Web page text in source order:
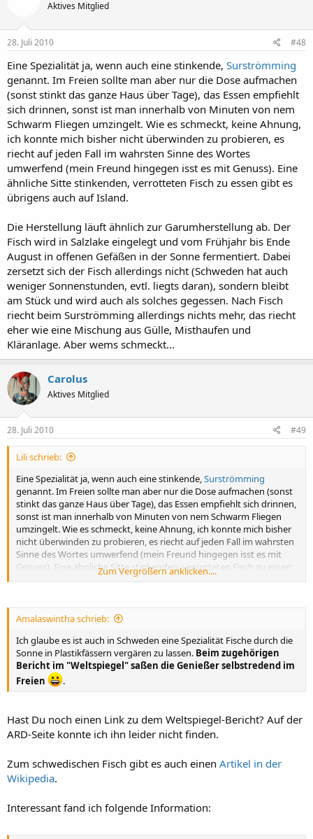
Aktives Mitglied
28. Juli 2010 #48
Eine Spezialität ja, wenn auch eine stinkende, Surströmming
genannt. Im Freien sollte man aber nur die Dose aufmachen
(sonst stinkt das ganze Haus über Tage), das Essen empfiehlt
sich drinnen, sonst ist man innerhalb von Minuten von nem
Schwarm Fliegen umzingelt. Wie es schmeckt, keine Ahnung,
ich konnte mich bisher nicht überwinden zu probieren, es
riecht auf jeden Fall im wahrsten Sinne des Wortes
umwerfend (mein Freund hingegen isst es mit Genuss). Eine
ähnliche Sitte stinkenden, verrotteten Fisch zu essen gibt es
übrigens auch auf Island.
Die Herstellung läuft ähnlich zur Garumherstellung ab. Der
Fisch wird in Salzlake eingelegt und vom Frühjahr bis Ende
August in offenen Gefäßen in der Sonne fermentiert. Dabei
zersetzt sich der Fisch allerdings nicht (Schweden hat auch
weniger Sonnenstunden, evtl. liegts daran), sondern bleibt
am Stück und wird auch als solches gegessen. Nach Fisch
riecht beim Surströmming allerdings nichts mehr, das riecht
eher wie eine Mischung aus Gülle, Misthaufen und
Kläranlage. Aber wems schmeckt...
Carolus
Aktives Mitglied
28. Juli 2010 #49
Lili schrieb:
Eine Spezialität ja, wenn auch eine stinkende,Surströmming
genannt. Im Freien sollte man aber nur die Dose aufmachen (sonst
stinkt das ganze Haus über Tage), das Essen empfiehlt sich drinnen,
sonst ist man innerhalb von Minuten von nem Schwarm Fliegen
umzingelt. Wie es schmeckt, keine Ahnung, ich konnte mich bisher
nicht überwinden zu probieren, es riecht auf jeden Fall im wahrsten
Sinne des Wortes umwerfend (mein Freund hingegen isst es mit
Genuss). Eine ähnliche Sitte stinkenden, verrotteten Fisch zu essen
gibt es übrigens auch auf Island.
wird in Salzlake eingelegt und vom Frühjahr bis Ende August in
Fisch allerdings nicht (Schweden hat auch weniger Sonnenstunden,
evtl. liegts daran), sondern bleibt am Stück und wird auch als
solches gegessen. Nach Fisch riecht beim Surströmming allerdings
nichts mehr, das riecht eher wie eine Mischung aus Gülle,
Zum Vergrößern anklicken....
Amalaswintha schrieb:
Ich glaube es ist auch in Schweden eine Spezialität Fische durch die
Sonne in Plastikfässern vergären zu lassen. Beim zugehörigen
Bericht im "Weltspiegel" saßen die Genießer selbstredend im
Freien
.
Hast Du noch einen Link zu dem Weltspiegel-Bericht? Auf der
ARD-Seite konnte ich ihn leider nicht finden.
Zum schwedischen Fisch gibt es auch einen Artikel in der
Wikipedia.
Interessant fand ich folgende Information: